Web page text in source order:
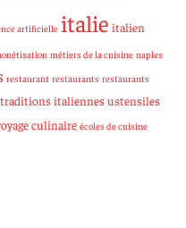
artificielle italie italien
métiers de la cuisine naples
restaurant restaurants restaurants
traditions italiennesustensiles
culinaire écoles de cuisine